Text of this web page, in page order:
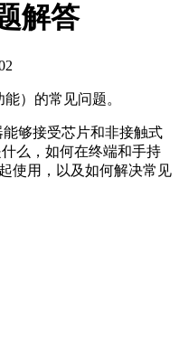
解答
）的常见问题。
够接受芯片和非接触式
么，如何在终端和手持
使用，以及如何解决常见